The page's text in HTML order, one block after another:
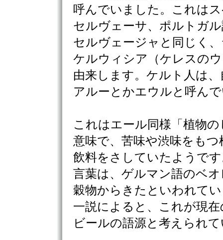
呼んでいました。これは
セルヴェーサ、ポルトガ
セルヴェージャと同じく
ケルウィシア（ケレスの
由来します。ケルト人は
アルーとかエウルと呼ん
これはエール同様「植物
意味で、苦味や渋味をもつ
飲料をさしていたようで
言葉は、ゲルマン語のベ
穀物からきたといわれて
一説によると、これが現在
ビールの語源と考えられ